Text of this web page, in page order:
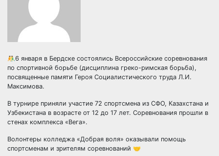
🤼‍♂6 января в Бердске состоялись Всероссийские соревнования
по спортивной борьбе (дисциплина греко-римская борьба),
посвященные памяти Героя Социалистического труда Л.И.
Максимова.
В турнире приняли участие 72 спортсмена из СФО, Казахстана и
Узбекистана в возрасте от 12 до 17 лет. Соревнования прошли в
стенах комплекса «Вега».
Волонтеры колледжа «Добрая воля» оказывали помощь
спортсменам и зрителям соревнований 🤝